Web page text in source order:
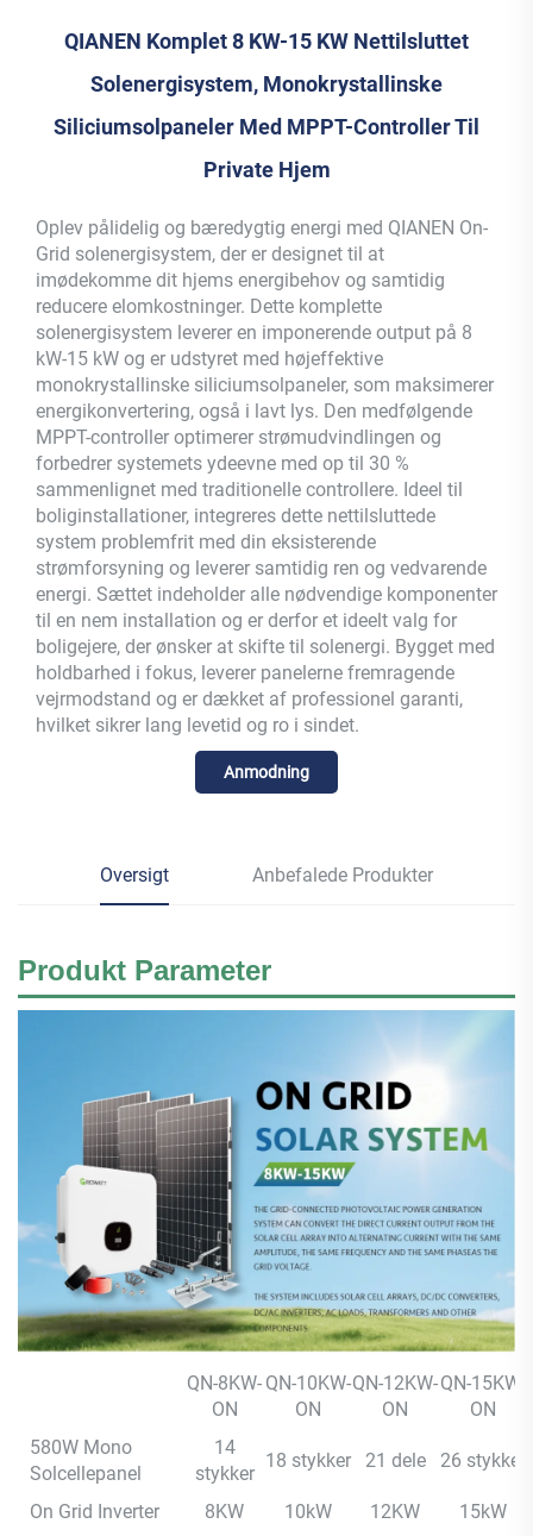
QIANEN Komplet 8 KW-15 KW Nettilsluttet
Solenergisystem, Monokrystallinske
Siliciumsolpaneler Med MPPT-Controller Til
Private Hjem
Oplev pålidelig og bæredygtig energi med QIANEN On-
Grid solenergisystem, der er designet til at
imødekomme dit hjems energibehov og samtidig
reducere elomkostninger. Dette komplette
solenergisystem leverer en imponerende output på 8
kW-15 kW og er udstyret med højeffektive
monokrystallinske siliciumsolpaneler, som maksimerer
energikonvertering, også i lavt lys. Den medfølgende
MPPT-controller optimerer strømudvindlingen og
forbedrer systemets ydeevne med op til 30 %
sammenlignet med traditionelle controllere. Ideel til
boliginstallationer, integreres dette nettilsluttede
system problemfrit med din eksisterende
strømforsyning og leverer samtidig ren og vedvarende
energi. Sættet indeholder alle nødvendige komponenter
til en nem installation og er derfor et ideelt valg for
boligejere, der ønsker at skifte til solenergi. Bygget med
holdbarhed i fokus, leverer panelerne fremragende
vejrmodstand og er dækket af professionel garanti,
hvilket sikrer lang levetid og ro i sindet.
Anmodning
Oversigt Anbefalede Produkter
Produkt Parameter
QN-8KW-
ON
QN-10KW-
ON
QN-12KW-
ON
QN-15KW-
ON
580W Mono
Solcellepanel
14
stykker
18 stykker 21 dele 26 stykker
On Grid Inverter 8KW 10kW 12KW 15kW